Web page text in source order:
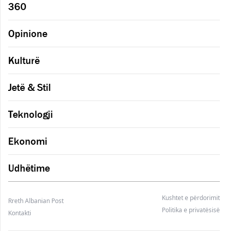
360
Opinione
Kulturë
Jetë & Stil
Teknologji
Ekonomi
Udhëtime
Rreth Albanian Post
Kushtet e përdorimit
Kontakti
Politika e privatësisë